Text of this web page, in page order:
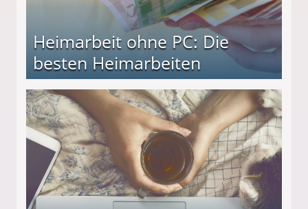
Heimarbeit ohne PC: Die
besten Heimarbeiten